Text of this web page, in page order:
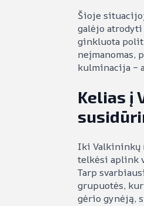
Šioje
galėjo
ginkluota
neįmanomas,
kulminacija –
Kelias į
Iki Valkininkų
telkėsi aplink
Tarp
grupuotės,
gėrio gynėją,